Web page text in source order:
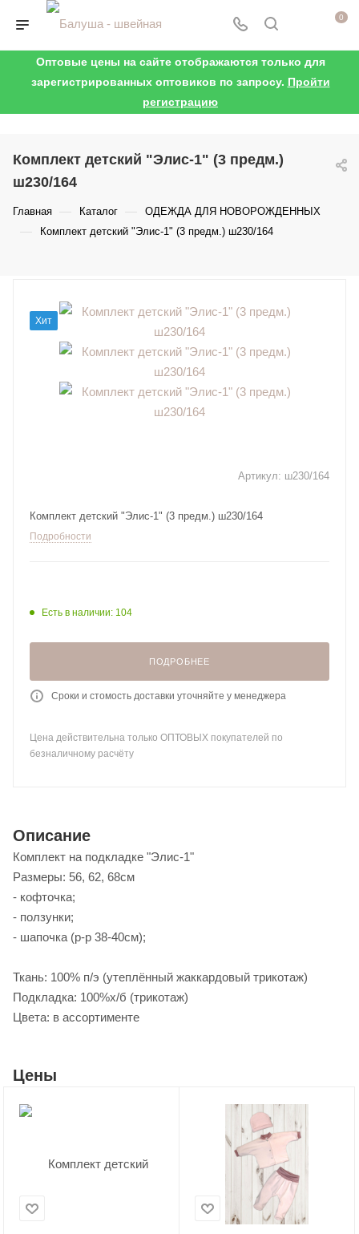
0
Оптовые цены на сайте отображаются только для
зарегистрированных оптовиков по запросу. Пройти
регистрацию
Комплект детский "Элис-1" (3 предм.)
ш230/164
Главная — Каталог — ОДЕЖДА ДЛЯ НОВОРОЖДЕННЫХ
— Комплект детский "Элис-1" (3 предм.) ш230/164
Хит
Артикул: ш230/164
Комплект детский "Элис-1" (3 предм.) ш230/164
Подробности
Есть в наличии: 104
ПОДРОБНЕЕ
Сроки и стомость доставки уточняйте у менеджера
Цена действительна только ОПТОВЫХ покупателей по
безналичному расчёту
Описание
Комплект на подкладке "Элис-1"
Размеры: 56, 62, 68см
- кофточка;
- ползунки;
- шапочка (р-р 38-40см);
Ткань: 100% п/э (утеплённый жаккардовый трикотаж)
Подкладка: 100%х/б (трикотаж)
Цвета: в ассортименте
Цены